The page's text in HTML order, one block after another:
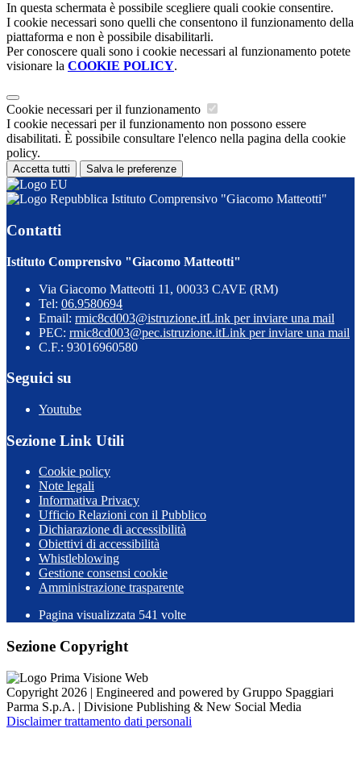
In questa schermata è possibile scegliere quali cookie consentire.
I cookie necessari sono quelli che consentono il funzionamento della
piattaforma e non è possibile disabilitarli.
Per conoscere quali sono i cookie necessari al funzionamento potete
visionare la COOKIE POLICY.
Cookie necessari per il funzionamento
I cookie necessari per il funzionamento non possono essere
disabilitati. È possibile consultare l'elenco nella pagina della cookie
policy.
Accetta tutti Salva le preferenze
Istituto Comprensivo "Giacomo Matteotti"
Contatti
Istituto Comprensivo "Giacomo Matteotti"
Via Giacomo Matteotti 11, 00033 CAVE (RM)
Tel: 06.9580694
Email: rmic8cd003@istruzione.itLink per inviare una mail
PEC: rmic8cd003@pec.istruzione.itLink per inviare una mail
C.F.: 93016960580
Seguici su
Youtube
Sezione Link Utili
Cookie policy
Note legali
Informativa Privacy
Ufficio Relazioni con il Pubblico
Dichiarazione di accessibilità
Obiettivi di accessibilità
Whistleblowing
Gestione consensi cookie
Amministrazione trasparente
Pagina visualizzata 541 volte
Sezione Copyright
Copyright 2026 | Engineered and powered by Gruppo Spaggiari
Parma S.p.A. | Divisione Publishing & New Social Media
Disclaimer trattamento dati personali